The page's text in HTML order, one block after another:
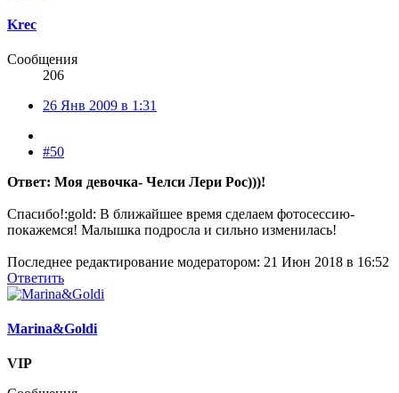
Krec
Сообщения
206
26 Янв 2009 в 1:31
#50
Ответ: Моя девочка- Челси Лери Рос)))!
Спасибо!:gold: В ближайшее время сделаем фотосессию-
покажемся! Малышка подросла и сильно изменилась!
Последнее редактирование модератором: 21 Июн 2018 в 16:52
Ответить
Marina&Goldi
VIP